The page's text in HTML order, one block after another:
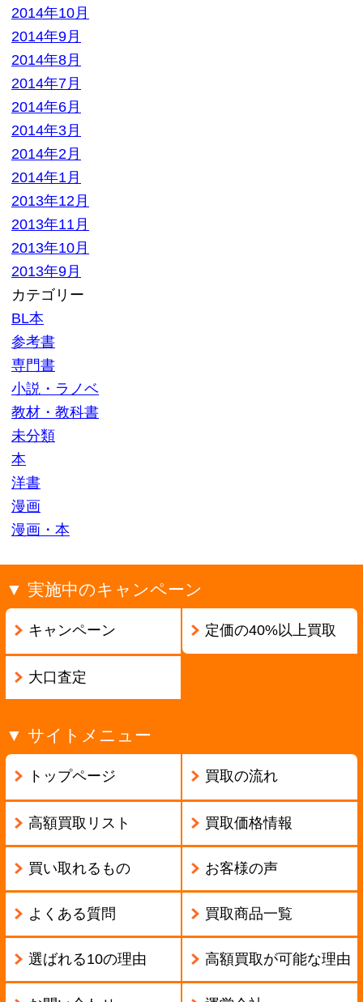
▼ 実施中のキャンペーン
キャンペーン
大口査定
▼ サイトメニュー
トップページ
高額買取リスト
買い取れるもの
よくある質問
選ばれる10の理由
お問い合わせ
特定商取引法記載
利用規約
モバイル